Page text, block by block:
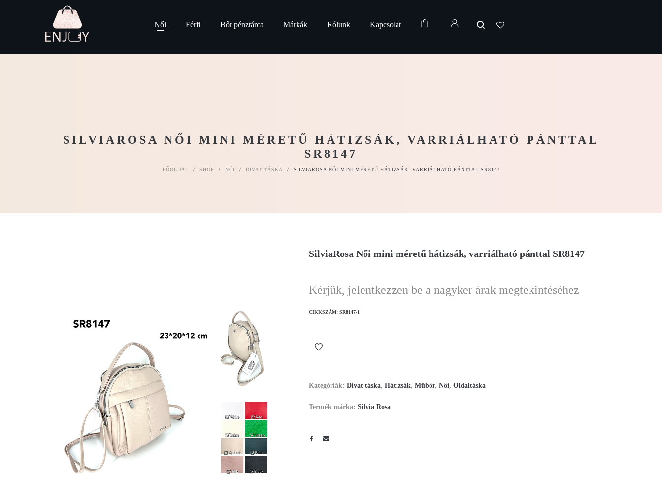
Női Férfi Bőr pénztárca Márkák Rólunk Kapcsolat
SILVIAROSA NŐI MINI MÉRETŰ HÁTIZSÁK, VARRIÁLHATÓ PÁNTTAL
SR8147
FŐOLDAL / SHOP / NŐI / DIVAT TÁSKA / SILVIAROSA NŐI MINI MÉRETŰ HÁTIZSÁK, VARRIÁLHATÓ PÁNTTAL SR8147
SilviaRosa Női mini méretű hátizsák, varriálható pánttal SR8147
Kérjük, jelentkezzen be a nagyker árak megtekintéséhez
CIKKSZÁM: SR8147-1
Kategóriák: Divat táska, Hátizsák, Műbőr, Női, Oldaltáska
Termék márka: Silvia Rosa